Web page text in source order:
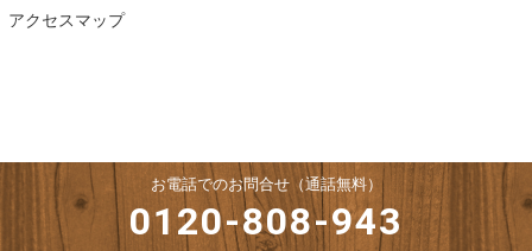
アクセスマップ
お電話でのお問合せ（通話無料）
0120-808-943